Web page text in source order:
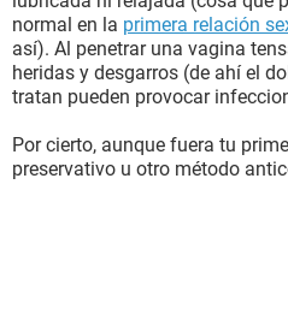
normal en la primera relación
así). Al penetrar una vagina
heridas y desgarros (de ahí el
tratan pueden provocar
Por cierto, aunque fuera tu
preservativo u otro método